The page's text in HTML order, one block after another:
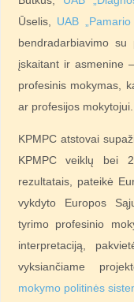
Ūselis, UAB
bendradarbiavimo su
įskaitant ir asmenine
profesinis mokymas,
ar profesijos mokytojui.
KPMPC atstovai
KPMPC veiklų bei
rezultatais, pateikė
vykdyto Europos
tyrimo profesinio
interpretaciją,
vyksiančiame
mokymo politinės